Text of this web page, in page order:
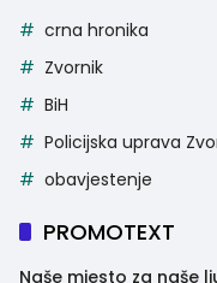
crna hronika
Zvornik
BiH
Policijska uprava
obavjestenje
PROMOTEXT
Naše mjesto za naše